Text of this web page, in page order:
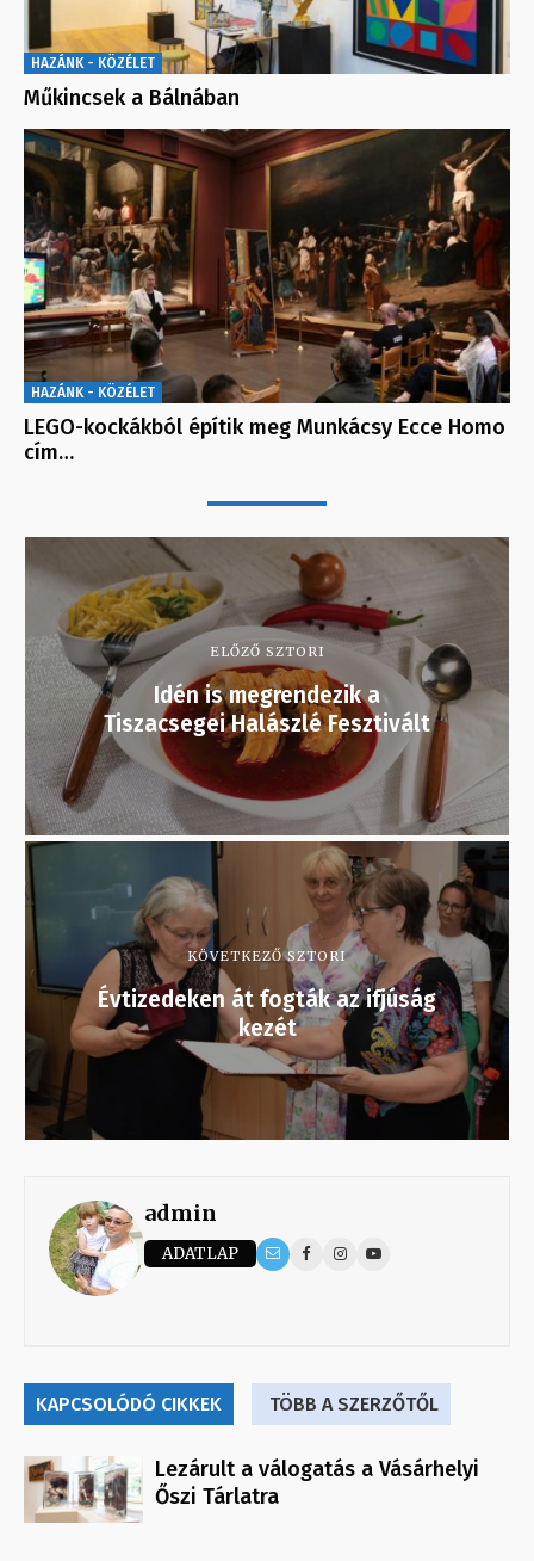
HAZÁNK - KÖZÉLET
Műkincsek a Bálnában
HAZÁNK - KÖZÉLET
LEGO-kockákból építik meg Munkácsy Ecce Homo
cím…
ELŐZŐ SZTORI
Idén is megrendezik a
Tiszacsegei Halászlé Fesztivált
KÖVETKEZŐ SZTORI
Évtizedeken át fogták az ifjúság
kezét
admin
ADATLAP
KAPCSOLÓDÓ CIKKEK TÖBB A SZERZŐTŐL
Lezárult a válogatás a Vásárhelyi
Őszi Tárlatra